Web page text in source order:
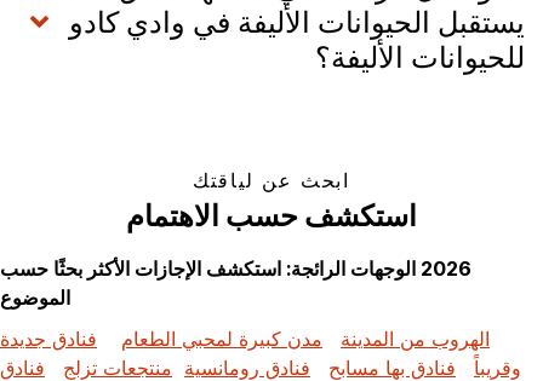
يستقبل الحيوانات الأليفة في وادي كادو
للحيوانات الأليفة؟
ابحث عن لياقتك
استكشف حسب الاهتمام
2026 الوجهات الرائجة: استكشف الإجازات الأكثر بحثًا حسب
الموضوع
الهروب من المدينة
مدن كبيرة لمحبي الطعام
فنادق جديدة
وقريباً
فنادق بها مسابح فنادق رومانسية منتجعات تزلج
فنادق